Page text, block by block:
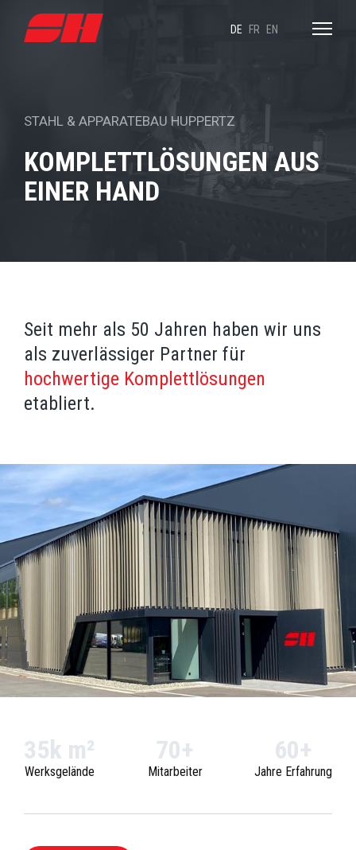
DE FR EN
STAHL & APPARATEBAU HUPPERTZ
KOMPLETTLÖSUNGENAUS
EINER HAND
Seit mehr als 50 Jahren haben wir uns
als zuverlässiger Partner für
hochwertige Komplettlösungen
etabliert.
35k m²
Werksgelände
70+
Mitarbeiter
60+
Jahre Erfahrung